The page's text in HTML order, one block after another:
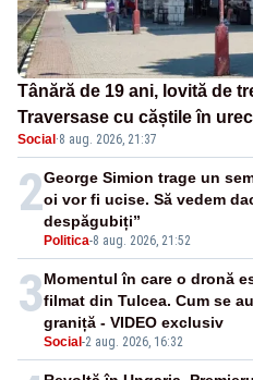
Tânără de 19 ani, lovită de
Traversase cu căștile în
nepermis
Social ·8 aug. 2026, 21:37
2
Politica-8 aug. 2026, 21:52
George Simion trage un
oi vor fi ucise. Să vedem
despăgubiți”
3
Social -2 aug. 2026, 16:32
Momentul în care o dronă
filmat din Tulcea. Cum se
graniță - VIDEO exclusiv